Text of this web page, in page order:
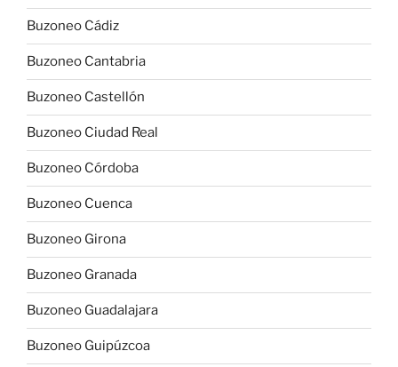
Buzoneo Cádiz
Buzoneo Cantabria
Buzoneo Castellón
Buzoneo Ciudad Real
Buzoneo Córdoba
Buzoneo Cuenca
Buzoneo Girona
Buzoneo Granada
Buzoneo Guadalajara
Buzoneo Guipúzcoa